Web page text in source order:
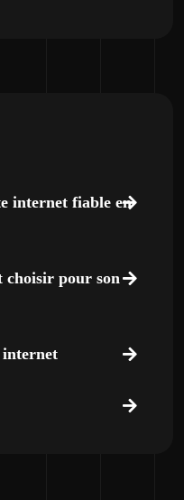
internet fiable en
choisir pour son
internet